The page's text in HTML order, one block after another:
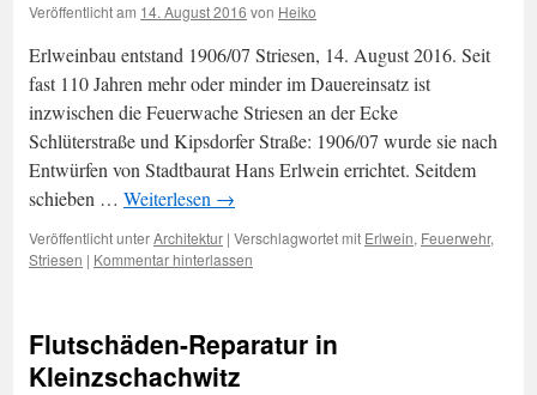
Veröffentlicht am 14. August 2016 von Heiko
Erlweinbau entstand 1906/07 Striesen, 14. August 2016. Seit
fast 110 Jahren mehr oder minder im Dauereinsatz ist
inzwischen die Feuerwache Striesen an der Ecke
Schlüterstraße und Kipsdorfer Straße: 1906/07 wurde sie nach
Entwürfen von Stadtbaurat Hans Erlwein errichtet. Seitdem
schieben … Weiterlesen →
Veröffentlicht unterArchitektur | Verschlagwortet mit Erlwein, Feuerwehr,
Striesen | Kommentar hinterlassen
Flutschäden-Reparatur in
Kleinzschachwitz